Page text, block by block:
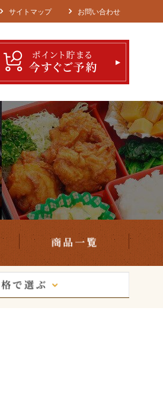
サイトマップ お問い合わせ
お客様の声 商品一覧
価格で選ぶ